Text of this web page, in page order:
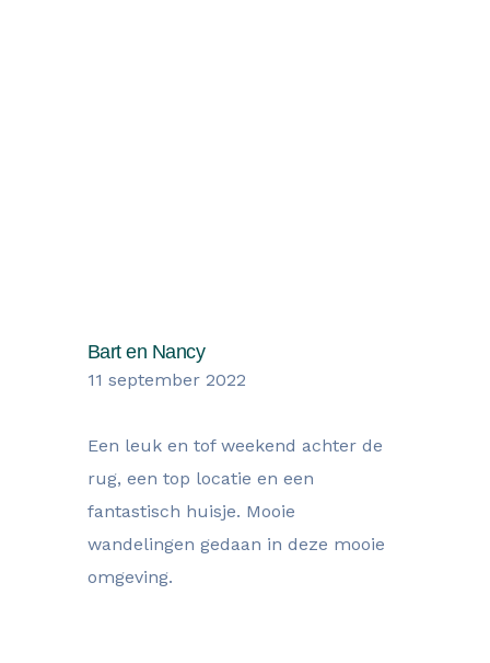
Bart en Nancy
11 september 2022
Een leuk en tof weekend achter de
rug, een top locatie en een
fantastisch huisje. Mooie
wandelingen gedaan in deze mooie
omgeving.